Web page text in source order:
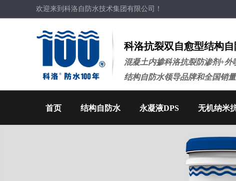
欢迎来到科洛自防水技术集团有限公司！
科洛抗裂双自愈型结构
混凝土内掺科洛抗裂防渗剂+
结构自防水领导品牌和全国销
首页 结构自防水 永凝液DPS 无机纳米